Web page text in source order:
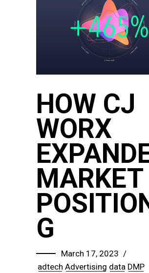
HOW CJ
WORX
MARKET
G
March 17, 2023
adtech Advertising data DMP